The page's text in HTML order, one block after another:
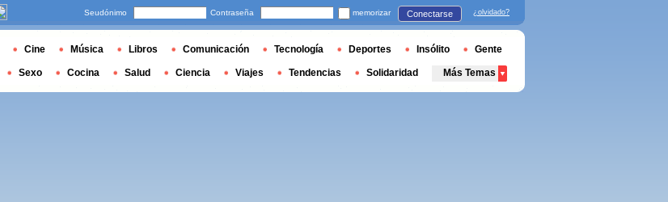
Seudónimo Contraseña memorizar Conectarse ¿olvidado?
Cine Música Libros Comunicación Tecnología Deportes Insólito Gente
Sexo Cocina Salud Ciencia Viajes Tendencias Solidaridad Más Temas